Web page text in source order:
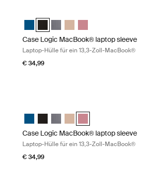
Dark Teal (selected)
Sleeve Schwarz
Sleeve Graphit
Sleeve Hellbraun
MacBook Sleeve Heather rose
Case Logic 13.3" Laptop and
Case Logic 13.3" Laptop and
Case Logic 13.3" Laptop and
Case Logic 13.3" Laptop
Case Logic 13.3"
Case Logic MacBook® laptop sleeve
Laptop-Hülle für ein 13,3-Zoll-MacBook®
€ 34,99
Dark Teal
Sleeve Schwarz
Sleeve Graphit
Sleeve Hellbraun (selected)
MacBook Sleeve Heather rose
Case Logic 13.3" Laptop and
Case Logic 13.3" Laptop and
Case Logic 13.3" Laptop and
Case Logic 13.3" Laptop
Case Logic 13.3"
Case Logic MacBook® laptop sleeve
Laptop-Hülle für ein 13,3-Zoll-MacBook®
€ 34,99